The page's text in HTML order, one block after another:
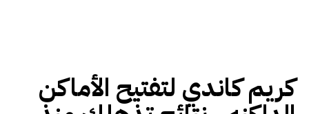
كريم كاندي لتفتيح الأماكن